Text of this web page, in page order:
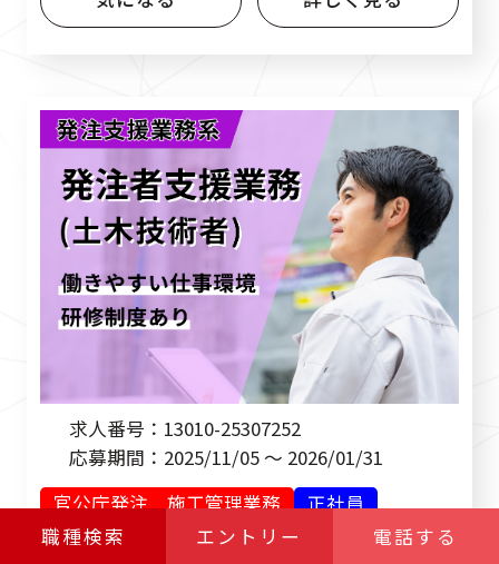
求人番号： 13010-25307252
応募期間： 2025/11/05 ～ 2026/01/31
官公庁発注 施工管理業務
正社員
週休二日制（土日休）
転勤なし
職種検索 エントリー 電話する